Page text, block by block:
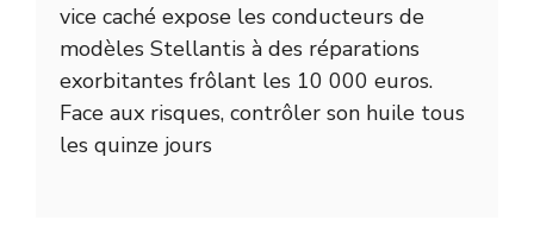
vice caché expose les conducteurs de
modèles Stellantis à des réparations
exorbitantes frôlant les 10 000 euros.
Face aux risques, contrôler son huile tous
les quinze jours